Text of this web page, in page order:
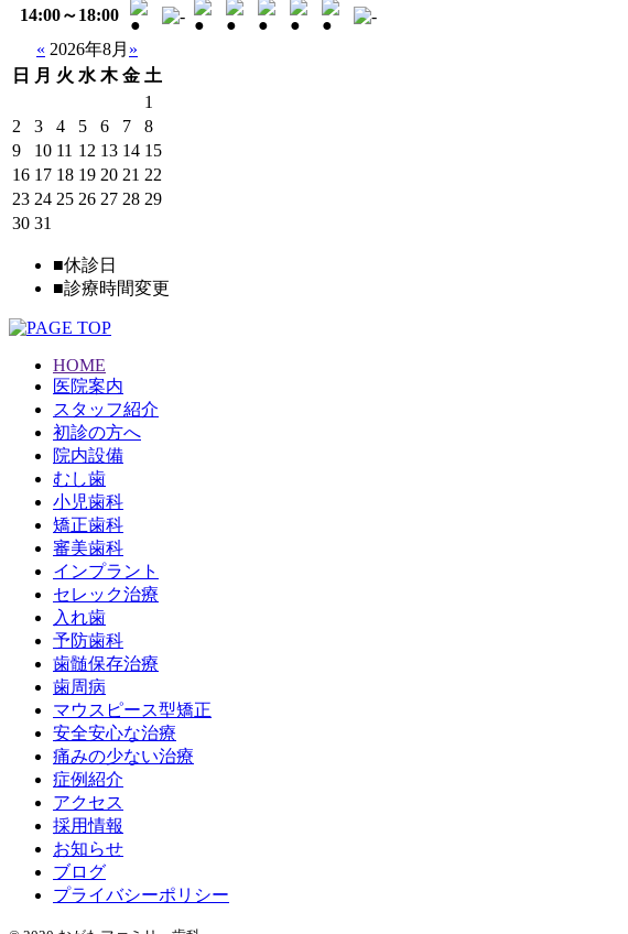
14:00～18:00
« 2026年8月 »
日
月 火 水 木 金 土
1
2
3 4 5 6 7
8
9
10 11 12 13 14 15
16 17 18 19 20 21 22
23 24 25 26 27 28 29
30 31
■休診日
■診療時間変更
HOME
医院案内
スタッフ紹介
初診の方へ
院内設備
むし歯
小児歯科
矯正歯科
審美歯科
インプラント
セレック治療
入れ歯
予防歯科
歯髄保存治療
歯周病
マウスピース型矯正
安全安心な治療
痛みの少ない治療
症例紹介
アクセス
採用情報
お知らせ
ブログ
プライバシーポリシー